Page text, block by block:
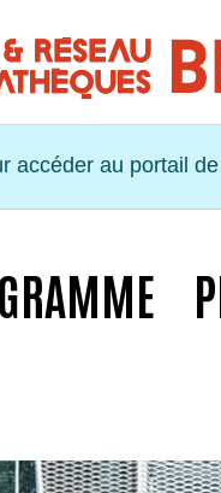
accéder au portail